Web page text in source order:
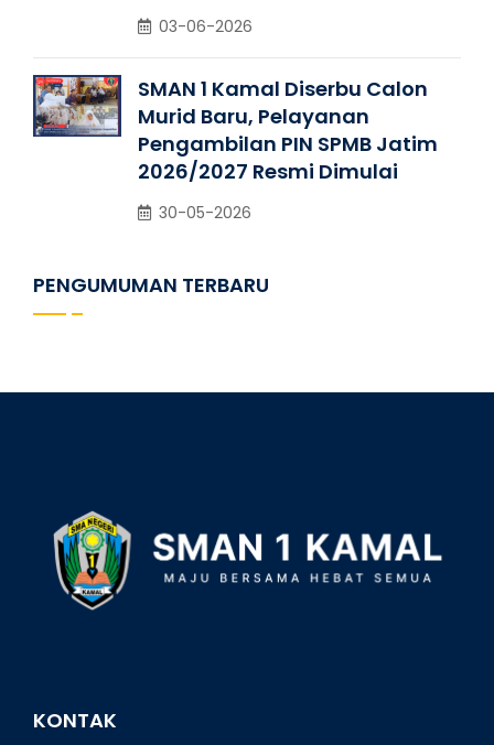
03-06-2026
SMAN 1 Kamal Diserbu Calon
Murid Baru, Pelayanan
Pengambilan PIN SPMB Jatim
2026/2027 Resmi Dimulai
30-05-2026
PENGUMUMAN TERBARU
KONTAK